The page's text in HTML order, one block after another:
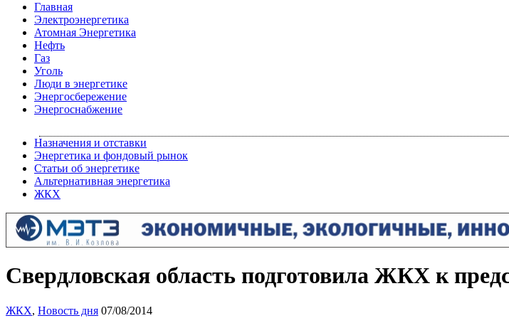
Главная
Электроэнергетика
Атомная Энергетика
Нефть
Газ
Уголь
Люди в энергетике
Энергосбережение
Энергоснабжение
Назначения и отставки
Энергетика и фондовый рынок
Статьи об энергетике
Альтернативная энергетика
ЖКХ
Свердловская область подготовила ЖКХ к
ЖКХ, Новость дня 07/08/2014